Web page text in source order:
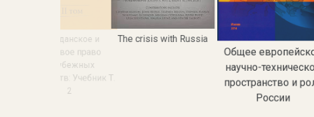
Гражданское и
торговое право
зарубежных
государств: Учебник Т.
2
The crisis with Russia
Общее
научно-
пространство и
России